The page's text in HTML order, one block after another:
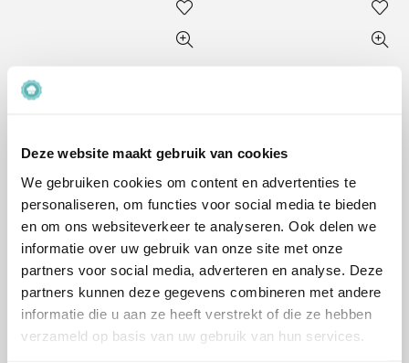
Deze website maakt gebruik van cookies
We gebruiken cookies om content en advertenties te
personaliseren, om functies voor social media te bieden
en om ons websiteverkeer te analyseren. Ook delen we
informatie over uw gebruik van onze site met onze
partners voor social media, adverteren en analyse. Deze
partners kunnen deze gegevens combineren met andere
informatie die u aan ze heeft verstrekt of die ze hebben
verzameld op basis van uw gebruik van hun services.
(400g) (Glutenvrij)
(BrandNewCake)
€5.29 Inclusief BTW
(Glutenvrij)
(BrandNewCake)
€3.89